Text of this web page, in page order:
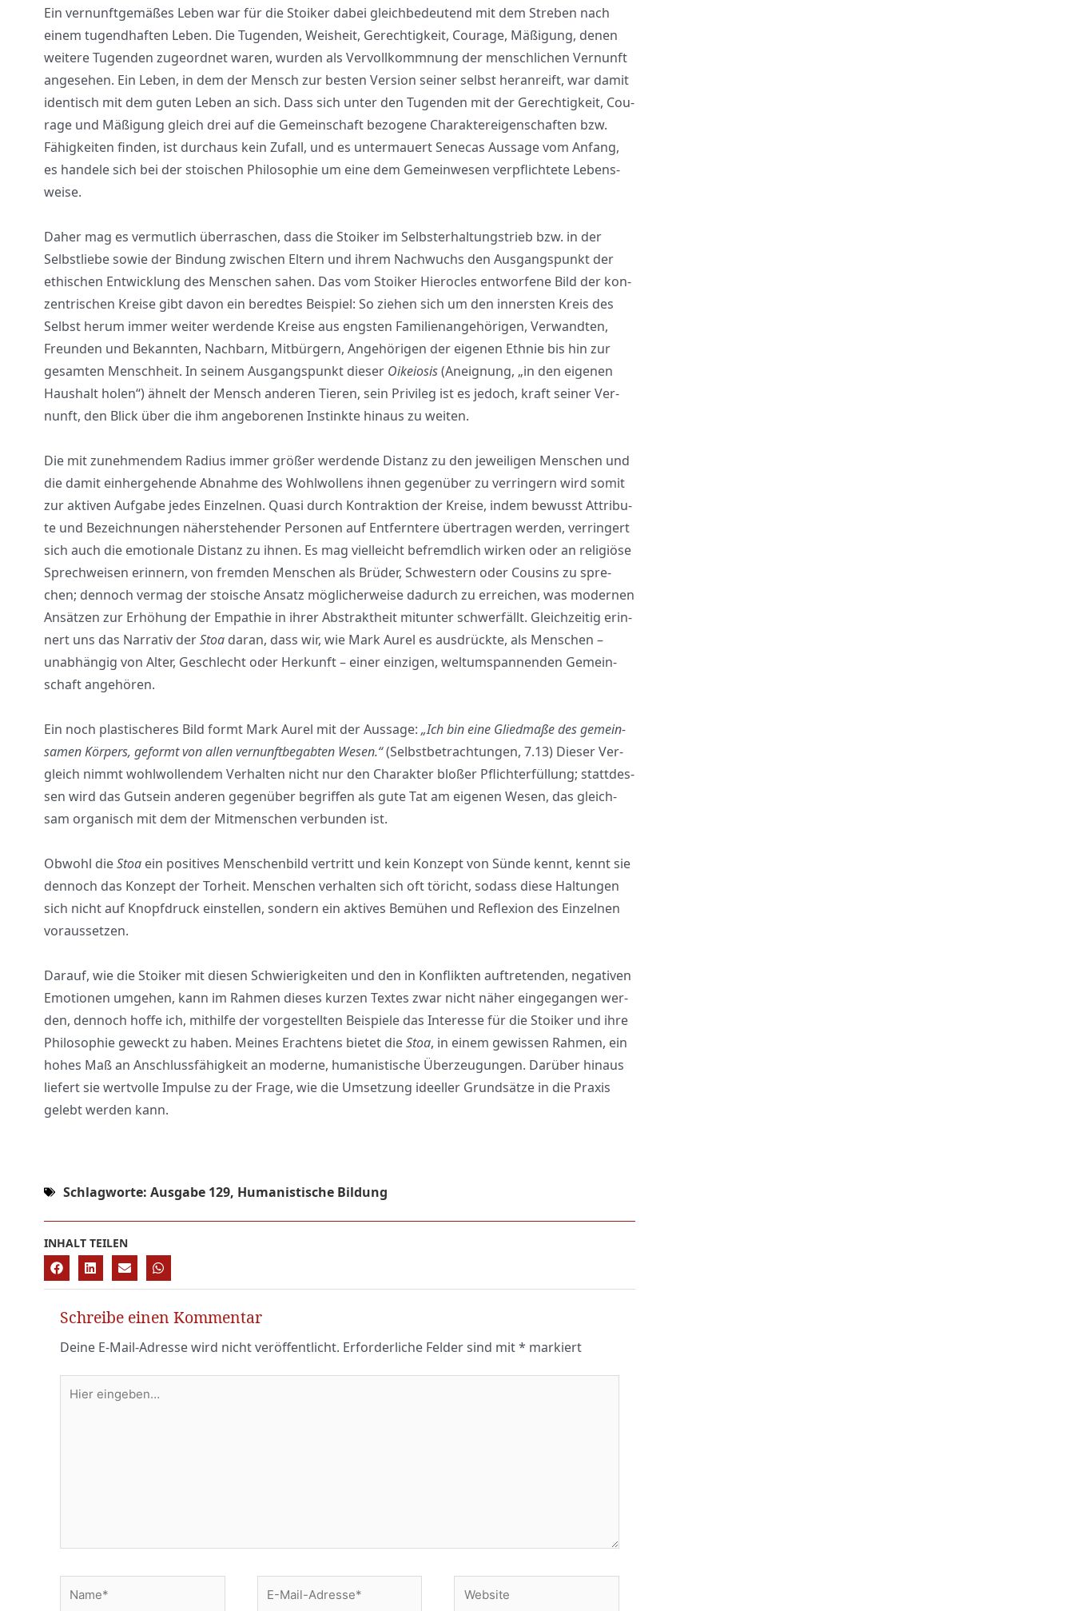
Ein ver­nunft­ge­mä­ßes Leben war für die Stoi­ker dabei gleich­be­deu­tend mit dem Stre­ben nach
einem tugend­haf­ten Leben. Die Tugen­den, Weis­heit, Gerech­tig­keit, Cou­ra­ge, Mäßi­gung, denen
wei­te­re Tugen­den zuge­ord­net waren, wur­den als Ver­voll­komm­nung der mensch­li­chen Ver­nunft
ange­se­hen. Ein Leben, in dem der Mensch zur bes­ten Ver­si­on sei­ner selbst her­an­reift, war damit
iden­tisch mit dem guten Leben an sich. Dass sich unter den Tugen­den mit der Gerech­tig­keit, Cou­
ra­ge und Mäßi­gung gleich drei auf die Gemein­schaft bezo­ge­ne Cha­rak­ter­ei­gen­schaf­ten bzw.
Fähig­kei­ten fin­den, ist durch­aus kein Zufall, und es unter­mau­ert Sene­cas Aus­sa­ge vom Anfang,
es han­de­le sich bei der stoi­schen Phi­lo­so­phie um eine dem Gemein­we­sen ver­pflich­te­te Lebens­
wei­se.
Daher mag es ver­mut­lich über­ra­schen, dass die Stoi­ker im Selbst­er­hal­tungs­trieb bzw. in der
Selbst­lie­be sowie der Bin­dung zwi­schen Eltern und ihrem Nach­wuchs den Aus­gangs­punkt der
ethi­schen Ent­wick­lung des Men­schen sahen. Das vom Stoi­ker Hiero­cles ent­wor­fe­ne Bild der kon­
zen­tri­schen Krei­se gibt davon ein bered­tes Bei­spiel: So zie­hen sich um den inners­ten Kreis des
Selbst her­um immer wei­ter wer­den­de Krei­se aus engs­ten Fami­li­en­an­ge­hö­ri­gen, Ver­wand­ten,
Freun­den und Bekann­ten, Nach­barn, Mit­bür­gern, Ange­hö­ri­gen der eige­nen Eth­nie bis hin zur
gesam­ten Mensch­heit. In sei­nem Aus­gangs­punkt die­ser Oikei­osis(Aneig­nung, „in den eige­nen
Haus­halt holen“) ähnelt der Mensch ande­ren Tie­ren, sein Pri­vi­leg ist es jedoch, kraft sei­ner Ver­
nunft, den Blick über die ihm ange­bo­re­nen Instink­te hin­aus zu wei­ten.
Die mit zuneh­men­dem Radi­us immer grö­ßer wer­den­de Distanz zu den jewei­li­gen Men­schen und
die damit ein­her­ge­hen­de Abnah­me des Wohl­wol­lens ihnen gegen­über zu ver­rin­gern wird somit
zur akti­ven Auf­ga­be jedes Ein­zel­nen. Qua­si durch Kon­trak­ti­on der Krei­se, indem bewusst Attri­bu­
te und Bezeich­nun­gen näher­ste­hen­der Per­so­nen auf Ent­fern­te­re über­tra­gen wer­den, ver­rin­gert
sich auch die emo­tio­na­le Distanz zu ihnen. Es mag viel­leicht befremd­lich wir­ken oder an reli­giö­se
Sprech­wei­sen erin­nern, von frem­den Men­schen als Brü­der, Schwes­tern oder Cou­sins zu spre­
chen; den­noch ver­mag der stoi­sche Ansatz mög­li­cher­wei­se dadurch zu errei­chen, was moder­nen
Ansät­zen zur Erhö­hung der Empa­thie in ihrer Abs­trakt­heit mit­un­ter schwer­fällt. Gleich­zei­tig erin­
nert uns das Nar­ra­tiv derStoa dar­an, dass wir, wie Mark Aurel es aus­drück­te, als Men­schen –
unab­hän­gig von Alter, Geschlecht oder Her­kunft – einer ein­zi­gen, welt­um­span­nen­den Gemein­
schaft ange­hö­ren.
Ein noch plas­ti­sche­res Bild formt Mark Aurel mit der Aus­sa­ge: „Ich bin eine Glied­ma­ße des gemein­
sa­men Kör­pers, geformt von allen ver­nunft­be­gab­ten Wesen.“(Selbst­be­trach­tun­gen, 7.13) Die­ser Ver­
gleich nimmt wohl­wol­len­dem Ver­hal­ten nicht nur den Cha­rak­ter blo­ßer Pflicht­er­fül­lung; statt­des­
sen wird das Gut­sein ande­ren gegen­über begrif­fen als gute Tat am eige­nen Wesen, das gleich­
sam orga­nisch mit dem der Mit­men­schen ver­bun­den ist.
Obwohl dieStoa ein posi­ti­ves Men­schen­bild ver­tritt und kein Kon­zept von Sün­de kennt, kennt sie
den­noch das Kon­zept der Tor­heit. Men­schen ver­hal­ten sich oft töricht, sodass die­se Hal­tun­gen
sich nicht auf Knopf­druck ein­stel­len, son­dern ein akti­ves Bemü­hen und Refle­xi­on des Ein­zel­nen
vor­aus­set­zen.
Dar­auf, wie die Stoi­ker mit die­sen Schwie­rig­kei­ten und den in Kon­flik­ten auf­tre­ten­den, nega­ti­ven
Emo­tio­nen umge­hen, kann im Rah­men die­ses kur­zen Tex­tes zwar nicht näher ein­ge­gan­gen wer­
den, den­noch hof­fe ich, mit­hil­fe der vor­ge­stell­ten Bei­spie­le das Inter­es­se für die Stoi­ker und ihre
Phi­lo­so­phie geweckt zu haben. Mei­nes Erach­tens bie­tet dieStoa, in einem gewis­sen Rah­men, ein
hohes Maß an Anschluss­fä­hig­keit an moder­ne, huma­nis­ti­sche Über­zeu­gun­gen. Dar­über hin­aus
lie­fert sie wert­vol­le Impul­se zu der Fra­ge, wie die Umset­zung ideel­ler Grund­sät­ze in die Pra­xis
gelebt wer­den kann.
Schlagworte: Ausgabe 129, Humanistische Bildung
INHALT TEILEN
Schreibe einen Kommentar
Deine E-Mail-Adresse wird nicht veröffentlicht. Erforderliche Felder sind mit* markiert
eingeben…
Mail-